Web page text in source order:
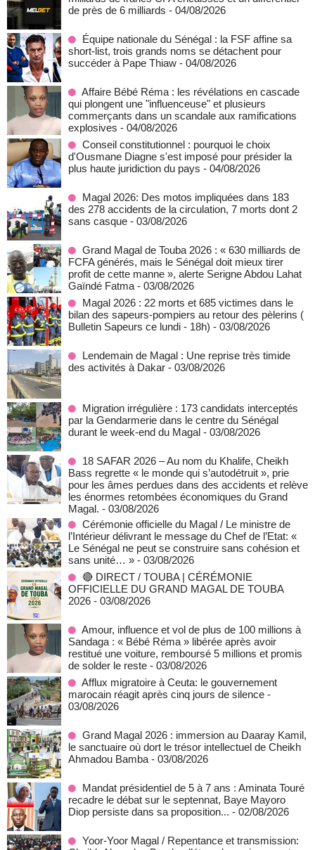
de près de 6 milliards - 04/08/2026
Équipe nationale du Sénégal : la FSF affine sa
short-list, trois grands noms se détachent pour
succéder à Pape Thiaw - 04/08/2026
Affaire Bébé Réma : les révélations en cascade
qui plongent une "influenceuse" et plusieurs
commerçants dans un scandale aux ramifications
explosives - 04/08/2026
Conseil constitutionnel : pourquoi le choix
d'Ousmane Diagne s'est imposé pour présider la
plus haute juridiction du pays - 04/08/2026
Magal 2026: Des motos impliquées dans 183
des 278 accidents de la circulation, 7 morts dont 2
sans casque - 03/08/2026
Grand Magal de Touba 2026 : « 630 milliards de
FCFA générés, mais le Sénégal doit mieux tirer
profit de cette manne », alerte Serigne Abdou Lahat
Gaïndé Fatma - 03/08/2026
Magal 2026 : 22 morts et 685 victimes dans le
bilan des sapeurs-pompiers au retour des pèlerins (
Bulletin Sapeurs ce lundi - 18h) - 03/08/2026
Lendemain de Magal : Une reprise très timide
des activités à Dakar - 03/08/2026
Migration irrégulière : 173 candidats interceptés
par la Gendarmerie dans le centre du Sénégal
durant le week-end du Magal - 03/08/2026
18 SAFAR 2026 – Au nom du Khalife, Cheikh
Bass regrette « le monde qui s’autodétruit », prie
pour les âmes perdues dans des accidents et relève
les énormes retombées économiques du Grand
Magal. - 03/08/2026
Cérémonie officielle du Magal / Le ministre de
l’Intérieur délivrant le message du Chef de l’Etat: «
Le Sénégal ne peut se construire sans cohésion et
sans unité… » - 03/08/2026
🔴 DIRECT / TOUBA | CÉRÉMONIE
OFFICIELLE DU GRAND MAGAL DE TOUBA
2026 - 03/08/2026
Amour, influence et vol de plus de 100 millions à
Sandaga : « Bébé Réma » libérée après avoir
restitué une voiture, remboursé 5 millions et promis
de solder le reste - 03/08/2026
Afflux migratoire à Ceuta: le gouvernement
marocain réagit après cinq jours de silence -
03/08/2026
Grand Magal 2026 : immersion au Daaray Kamil,
le sanctuaire où dort le trésor intellectuel de Cheikh
Ahmadou Bamba - 03/08/2026
Mandat présidentiel de 5 à 7 ans : Aminata Touré
recadre le débat sur le septennat, Baye Mayoro
Diop persiste dans sa proposition... - 02/08/2026
Yoor-Yoor Magal / Repentance et transmission: